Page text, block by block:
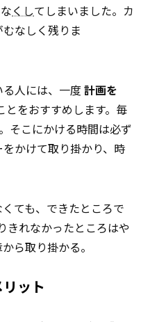
くしてしまいました。カ
なしく残りま
人には、一度 計画を
とをおすすめします。毎
そこにかける時間は必ず
かけて取り掛かり、時
ても、できたところで
きれなかったところはや
ら取り掛かる。
ット